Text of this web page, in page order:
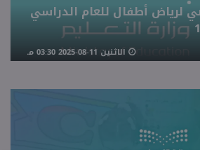
لرياض أطفال للعام الدراسي
الاثنين 11-08-2025 03:30 مـ